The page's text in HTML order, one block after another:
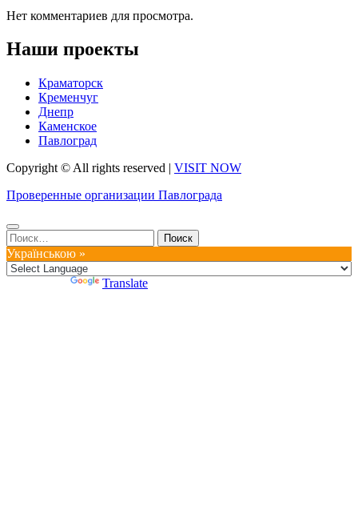
Нет комментариев для просмотра.
Наши проекты
Краматорск
Кременчуг
Днепр
Каменское
Павлоград
Copyright © All rights reserved | VISIT NOW
Проверенные организации Павлограда
Найти:
Українською »
Translate